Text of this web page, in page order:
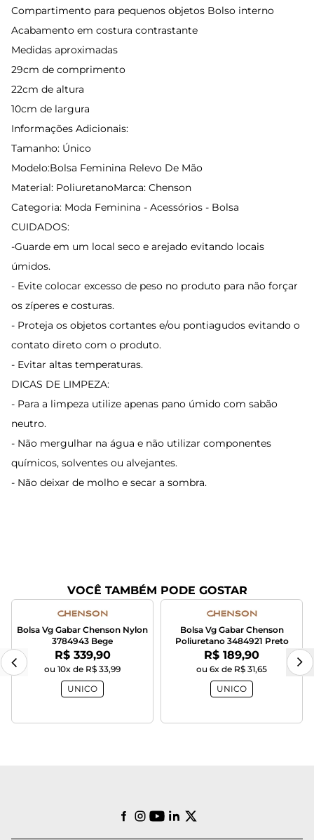
Compartimento para pequenos objetos Bolso interno
Acabamento em costura contrastante
Medidas aproximadas
29cm de comprimento
22cm de altura
10cm de largura
Informações Adicionais:
Tamanho: Único
Modelo:Bolsa Feminina Relevo De Mão
Material: PoliuretanoMarca: Chenson
Categoria: Moda Feminina - Acessórios - Bolsa
CUIDADOS:
-Guarde em um local seco e arejado evitando locais
úmidos.
- Evite colocar excesso de peso no produto para não forçar
os zíperes e costuras.
- Proteja os objetos cortantes e/ou pontiagudos evitando o
contato direto com o produto.
- Evitar altas temperaturas.
DICAS DE LIMPEZA:
- Para a limpeza utilize apenas pano úmido com sabão
neutro.
- Não mergulhar na água e não utilizar componentes
químicos, solventes ou alvejantes.
- Não deixar de molho e secar a sombra.
VOCÊ TAMBÉM PODE GOSTAR
Bolsa Vg Gabar Chenson Nylon
3784943 Bege
Por:
R$ 339,90
ou 10x de R$ 33,99
UNICO
Bolsa Vg Gabar Chenson
Poliuretano 3484921 Preto
Por:
R$ 189,90
ou 6x de R$ 31,65
UNICO